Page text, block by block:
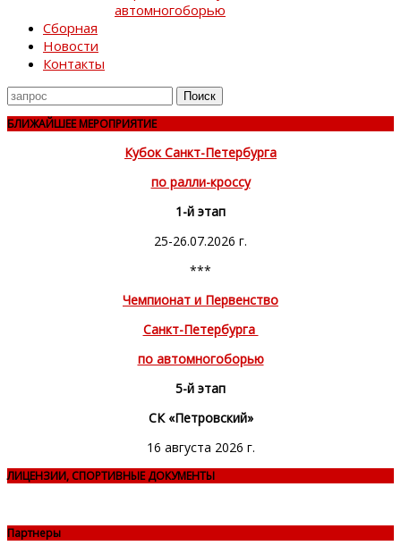
автомногоборью
Сборная
Новости
Контакты
Поиск
для
БЛИЖАЙШЕЕ МЕРОПРИЯТИЕ
Кубок Санкт-Петербурга
по ралли-кроссу
1-й этап
25-26.07.2026 г.
***
Чемпионат и Первенство
Санкт-Петербурга
по автомногоборью
5-й этап
СК «Петровский»
16 августа 2026 г.
ЛИЦЕНЗИИ, СПОРТИВНЫЕ ДОКУМЕНТЫ
Партнеры